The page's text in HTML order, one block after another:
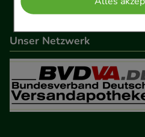
Komfort:Diese Cookies
Einkaufserlebnis noch
beispielsweise für die
Besuchers oder unsere
Verhaltensweisen (z.B.
anzupassen. Komfort-
auch auf Ihre Bedürfnisse
Unser Netzwerk